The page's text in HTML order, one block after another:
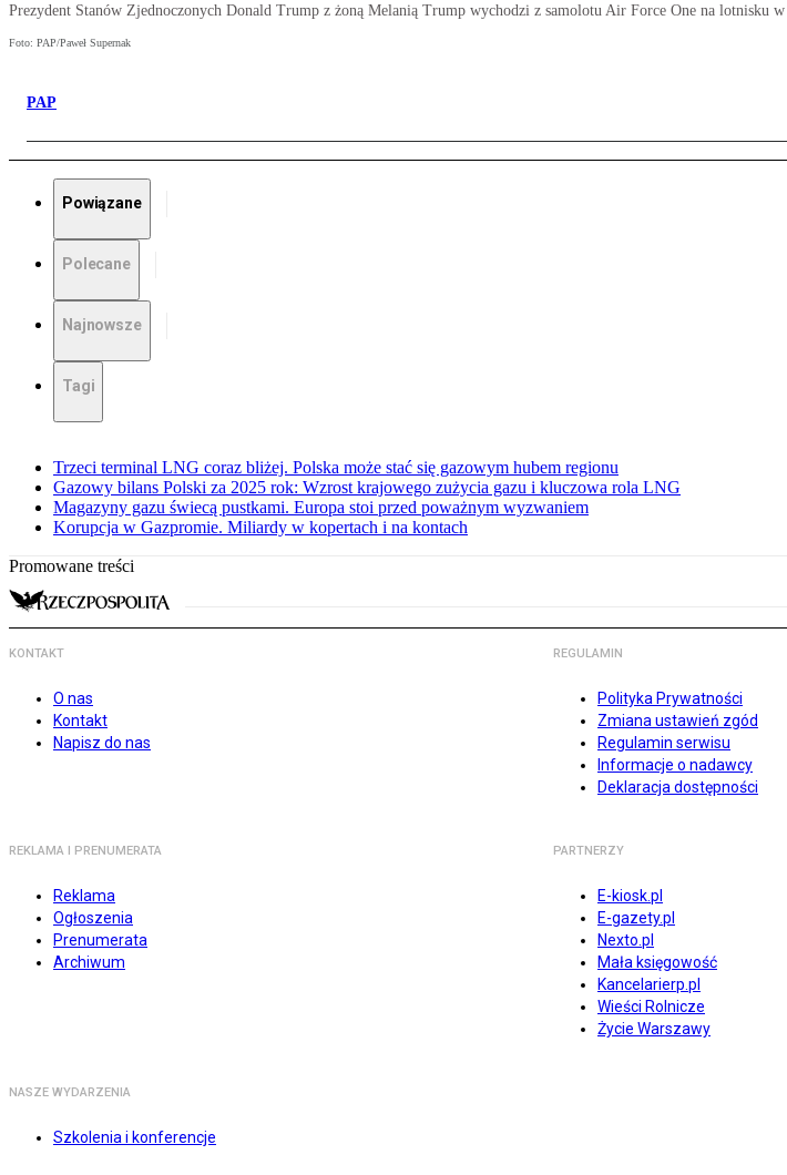
Prezydent Stanów Zjednoczonych Donald Trump z żoną Melanią Trump wychodzi z samolotu Air Force One na lotnisku w
Foto: PAP/Paweł Supernak
PAP
Powiązane
Polecane
Najnowsze
Tagi
Trzeci terminal LNG coraz bliżej. Polska może stać się gazowym hubem regionu
Gazowy bilans Polski za 2025 rok: Wzrost krajowego zużycia gazu i kluczowa rola LNG
Magazyny gazu świecą pustkami. Europa stoi przed poważnym wyzwaniem
Korupcja w Gazpromie. Miliardy w kopertach i na kontach
Promowane treści
KONTAKT
O nas
Kontakt
Napisz do nas
REGULAMIN
Polityka Prywatności
Zmiana ustawień zgód
Regulamin serwisu
Informacje o nadawcy
Deklaracja dostępności
REKLAMA I PRENUMERATA
Reklama
Ogłoszenia
Prenumerata
Archiwum
PARTNERZY
E-kiosk.pl
E-gazety.pl
Nexto.pl
Mała księgowość
Kancelarierp.pl
Wieści Rolnicze
Życie Warszawy
NASZE WYDARZENIA
Szkolenia i konferencje